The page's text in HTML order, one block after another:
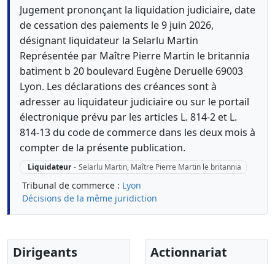
Jugement prononçant la liquidation judiciaire, date
de cessation des paiements le 9 juin 2026,
désignant liquidateur la Selarlu Martin
Représentée par Maître Pierre Martin le britannia
batiment b 20 boulevard Eugène Deruelle 69003
Lyon. Les déclarations des créances sont à
adresser au liquidateur judiciaire ou sur le portail
électronique prévu par les articles L. 814-2 et L.
814-13 du code de commerce dans les deux mois à
compter de la présente publication.
Liquidateur - Selarlu Martin, Maître Pierre Martin le britannia
Tribunal de commerce : Lyon
Décisions de la même juridiction
Dirigeants Actionnariat